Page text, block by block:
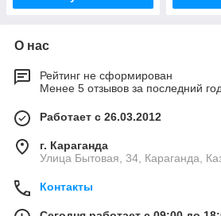
О нас
Рейтинг не сформирован
Менее 5 отзывов за последний
Работает с 26.03.2012
г. Караганда
Улица Бытовая, 34, Караганда,
Контакты